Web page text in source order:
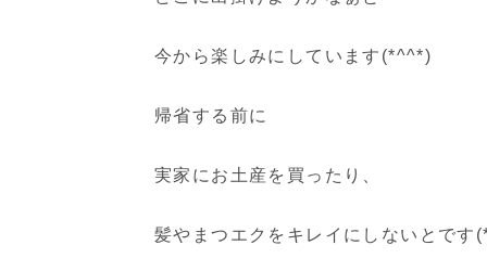
今から楽しみにしています(*^^*)
帰省する前に
実家にお土産を買ったり、
髪やまつエクをキレイにしないとです